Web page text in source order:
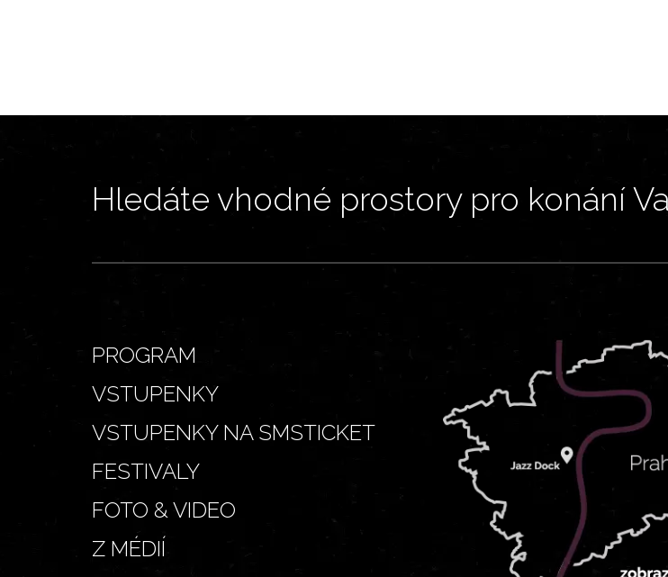
Hledáte vhodné prostory pro konání
PROGRAM
VSTUPENKY
VSTUPENKY NA SMSTICKET
FESTIVALY
FOTO & VIDEO
Z MÉDIÍ